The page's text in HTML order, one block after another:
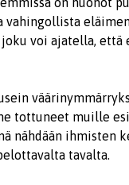
voi ajatella,
tottuneet muille
nähdään ihmisten
tavalta.